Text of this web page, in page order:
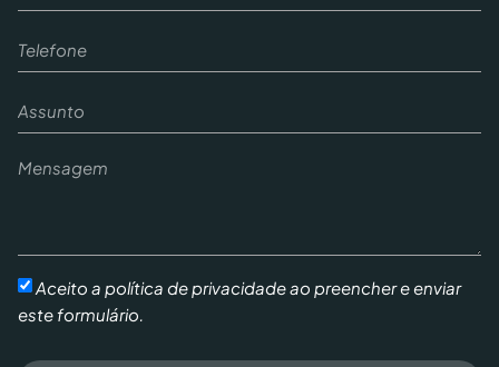
Aceito a política de privacidade ao preencher e enviar
este formulário.